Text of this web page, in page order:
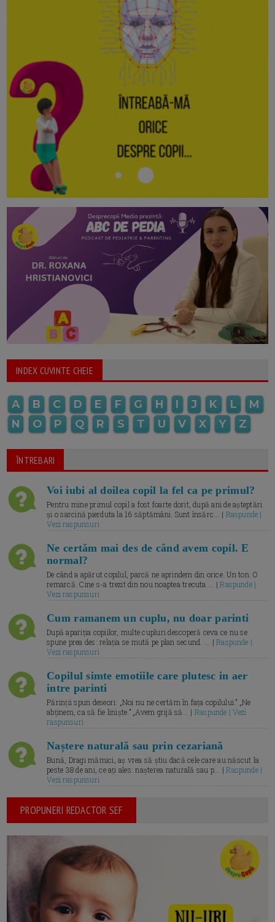
INDEX CUVINTE CHEIE
A B C D E F G H I J K L
M
N
O P Q R S T U V X Y Z
ÎNTREBARI
Voi iubi al doilea copil la fel ca pe primul?
Pentru mine primul copil a fost foarte dorit, după ani de așteptări
și o sarcină pierduta la 16 săptămâni. Sunt însărc... | Raspunde |
Vezi raspunsuri
Ne certăm mai des de când avem copil. E
normal?
De când a apărut copilul, parcă ne aprindem din orice. Un ton. O
remarcă. Cine s-a trezit din nou noaptea trecuta.... |Raspunde |
Vezi raspunsuri
Cum ramanem un cuplu, nu doar parinti
După apariția copiilor, multe cupluri descoperă ceva ce nu se
spune prea des: relația se mută pe plan secund. ... |Raspunde |
Vezi raspunsuri
Copilul simte emotiile care plutesc in aer
intre parinti
Părinții spun deseori: „Noi nu ne certăm în fața copilului.” „Ne
abținem, ca să fie liniște.” „Avem grijă să... | Raspunde | Vezi
raspunsuri
Naștere naturală sau prin cezariană
Bună, Dragi mămici, aș vrea să știu dacă cele care au născut la
peste 38 de ani, ce ați ales: nașterea naturală sau p... |Raspunde |
Vezi raspunsuri
PROPUNERI REDACTOR SEF